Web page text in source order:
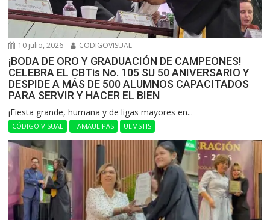
10 julio, 2026 CODIGOVISUAL
¡BODA DE ORO Y GRADUACIÓN DE CAMPEONES!
CELEBRA EL CBTis No. 105 SU 50 ANIVERSARIO Y
DESPIDE A MÁS DE 500 ALUMNOS CAPACITADOS
PARA SERVIR Y HACER EL BIEN
​¡Fiesta grande, humana y de ligas mayores en...
CÓDIGO VISUAL TAMAULIPAS UEMSTIS